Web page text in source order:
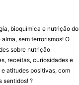
bioquímica e nutrição do
sem terrorismos! O
sobre nutrição
receitas, curiosidades e
atitudes positivas, com
sentidos! ?